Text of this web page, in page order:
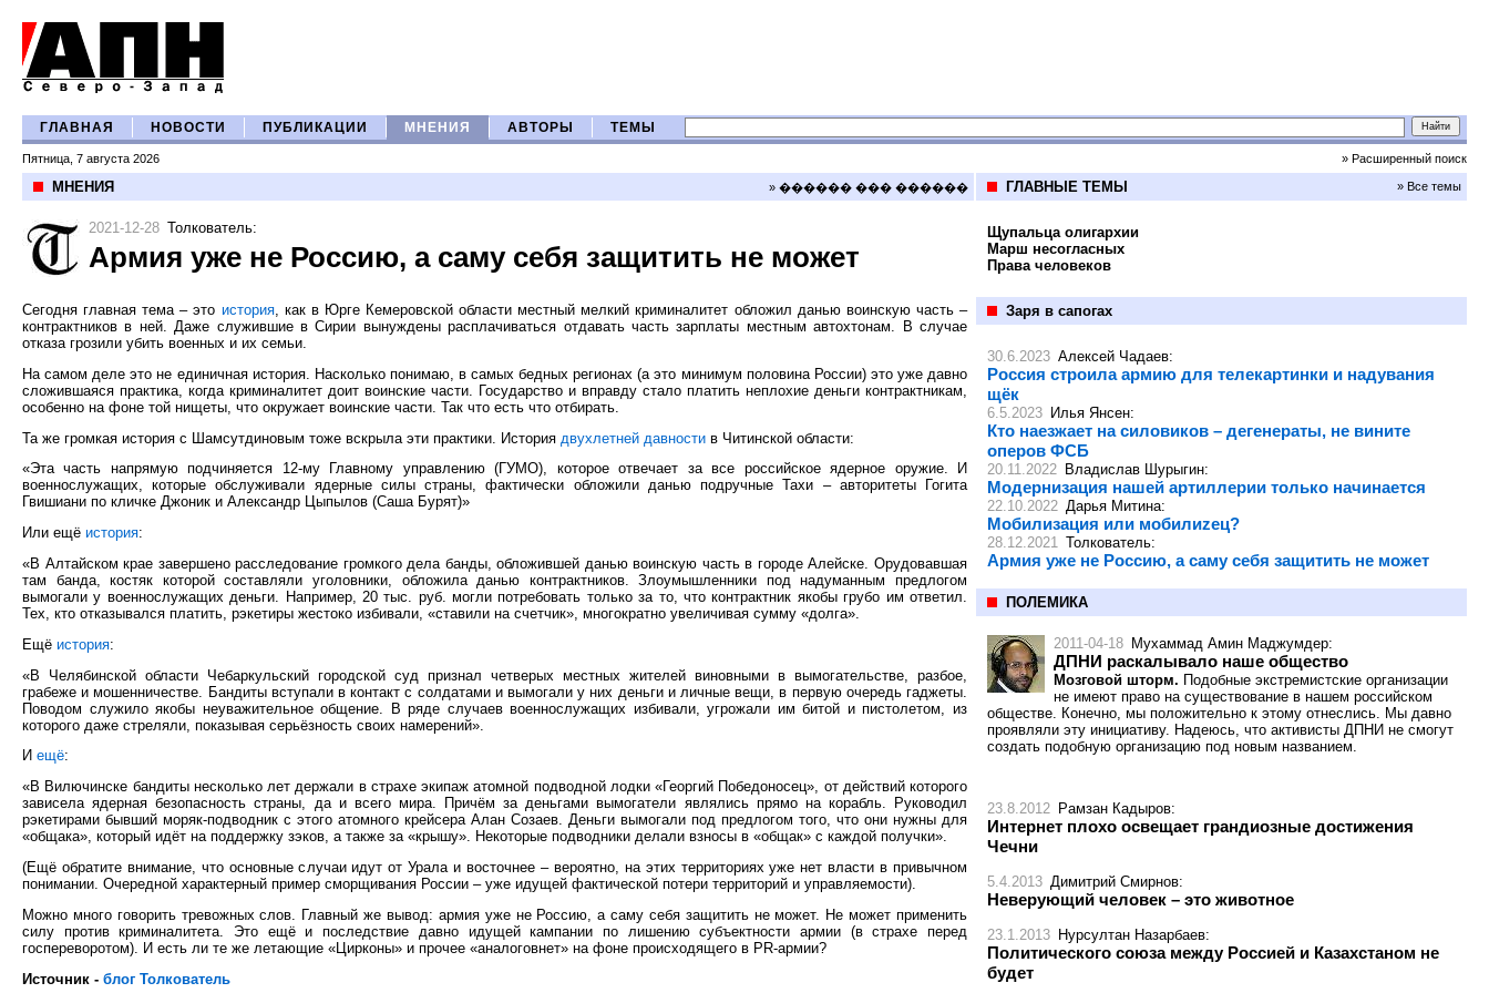
ГЛАВНАЯ НОВОСТИ ПУБЛИКАЦИИ МНЕНИЯ АВТОРЫ ТЕМЫ
Пятница, 7 августа 2026 » Расширенный поиск
МНЕНИЯ » ������ ��� ������
2021-12-28 Толкователь:
Армия уже не Россию, а саму себя защитить не может
Сегодня главная тема – это история, как в Юрге Кемеровской области местный мелкий криминалитет обложил данью воинскую часть –
контрактников в ней. Даже служившие в Сирии вынуждены расплачиваться отдавать часть зарплаты местным автохтонам. В случае
отказа грозили убить военных и их семьи.
На самом деле это не единичная история. Насколько понимаю, в самых бедных регионах (а это минимум половина России) это уже давно
сложившаяся практика, когда криминалитет доит воинские части. Государство и вправду стало платить неплохие деньги контрактникам,
особенно на фоне той нищеты, что окружает воинские части. Так что есть что отбирать.
Та же громкая история с Шамсутдиновым тоже вскрыла эти практики. История двухлетней давности в Читинской области:
«Эта часть напрямую подчиняется 12-му Главному управлению (ГУМО), которое отвечает за все российское ядерное оружие. И
военнослужащих, которые обслуживали ядерные силы страны, фактически обложили данью подручные Тахи – авторитеты Гогита
Гвишиани по кличке Джоник и Александр Цыпылов (Саша Бурят)»
Или ещё история:
«В Алтайском крае завершено расследование громкого дела банды, обложившей данью воинскую часть в городе Алейске. Орудовавшая
там банда, костяк которой составляли уголовники, обложила данью контрактников. Злоумышленники под надуманным предлогом
вымогали у военнослужащих деньги. Например, 20 тыс. руб. могли потребовать только за то, что контрактник якобы грубо им ответил.
Тех, кто отказывался платить, рэкетиры жестоко избивали, «ставили на счетчик», многократно увеличивая сумму «долга».
Ещё история:
«В Челябинской области Чебаркульский городской суд признал четверых местных жителей виновными в вымогательстве, разбое,
грабеже и мошенничестве. Бандиты вступали в контакт с солдатами и вымогали у них деньги и личные вещи, в первую очередь гаджеты.
Поводом служило якобы неуважительное общение. В ряде случаев военнослужащих избивали, угрожали им битой и пистолетом, из
которого даже стреляли, показывая серьёзность своих намерений».
И ещё:
«В Вилючинске бандиты несколько лет держали в страхе экипаж атомной подводной лодки «Георгий Победоносец», от действий которого
зависела ядерная безопасность страны, да и всего мира. Причём за деньгами вымогатели являлись прямо на корабль. Руководил
рэкетирами бывший моряк-подводник с этого атомного крейсера Алан Созаев. Деньги вымогали под предлогом того, что они нужны для
«общака», который идёт на поддержку зэков, а также за «крышу». Некоторые подводники делали взносы в «общак» с каждой получки».
(Ещё обратите внимание, что основные случаи идут от Урала и восточнее – вероятно, на этих территориях уже нет власти в привычном
понимании. Очередной характерный пример сморщивания России – уже идущей фактической потери территорий и управляемости).
Можно много говорить тревожных слов. Главный же вывод: армия уже не Россию, а саму себя защитить не может. Не может применить
силу против криминалитета. Это ещё и последствие давно идущей кампании по лишению субъектности армии (в страхе перед
госпереворотом). И есть ли те же летающие «Цирконы» и прочее «аналоговнет» на фоне происходящего в PR-армии?
Источник - блог Толкователь
ГЛАВНЫЕ ТЕМЫ » Все темы
Щупальца олигархии
Марш несогласных
Права человеков
Заря в сапогах
30.6.2023 Алексей Чадаев:
Россия строила армию для телекартинки и надувания
щёк
6.5.2023 Илья Янсен:
Кто наезжает на силовиков – дегенераты, не вините
оперов ФСБ
20.11.2022 Владислав Шурыгин:
Модернизация нашей артиллерии только начинается
22.10.2022 Дарья Митина:
Мобилизация или мобилиzец?
28.12.2021 Толкователь:
Армия уже не Россию, а саму себя защитить не может
ПОЛЕМИКА
2011-04-18 Мухаммад Амин Маджумдер:
ДПНИ раскалывало наше общество
Мозговой шторм. Подобные экстремистские организации
не имеют право на существование в нашем российском
обществе. Конечно, мы положительно к этому отнеслись. Мы давно
проявляли эту инициативу. Надеюсь, что активисты ДПНИ не смогут
создать подобную организацию под новым названием.
23.8.2012 Рамзан Кадыров:
Интернет плохо освещает грандиозные достижения
Чечни
5.4.2013 Димитрий Смирнов:
Неверующий человек – это животное
23.1.2013 Нурсултан Назарбаев:
Политического союза между Россией и Казахстаном не
будет